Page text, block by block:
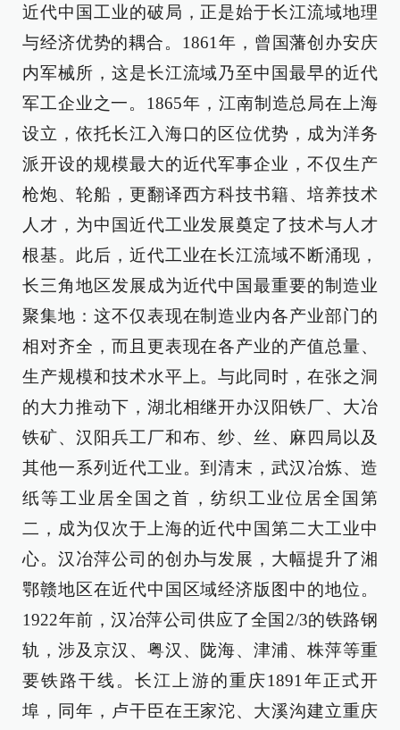
近代中国工业的破局，正是始于长江流域地理
与经济优势的耦合。1861年，曾国藩创办安庆
内军械所，这是长江流域乃至中国最早的近代
军工企业之一。1865年，江南制造总局在上海
设立，依托长江入海口的区位优势，成为洋务
派开设的规模最大的近代军事企业，不仅生产
枪炮、轮船，更翻译西方科技书籍、培养技术
人才，为中国近代工业发展奠定了技术与人才
根基。此后，近代工业在长江流域不断涌现，
长三角地区发展成为近代中国最重要的制造业
聚集地：这不仅表现在制造业内各产业部门的
相对齐全，而且更表现在各产业的产值总量、
生产规模和技术水平上。与此同时，在张之洞
的大力推动下，湖北相继开办汉阳铁厂、大冶
铁矿、汉阳兵工厂和布、纱、丝、麻四局以及
其他一系列近代工业。到清末，武汉冶炼、造
纸等工业居全国之首，纺织工业位居全国第
二，成为仅次于上海的近代中国第二大工业中
心。汉冶萍公司的创办与发展，大幅提升了湘
鄂赣地区在近代中国区域经济版图中的地位。
1922年前，汉冶萍公司供应了全国2/3的铁路钢
轨，涉及京汉、粤汉、陇海、津浦、株萍等重
要铁路干线。长江上游的重庆1891年正式开
埠，同年，卢干臣在王家沱、大溪沟建立重庆